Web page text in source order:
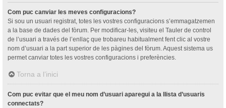
Com puc canviar les meves configuracions?
Si sou un usuari registrat, totes les vostres configuracions s’emmagatzemen
a la base de dades del fòrum. Per modificar-les, visiteu el Tauler de control
de l’usuari a través de l’enllaç que trobareu habitualment fent clic al vostre
nom d’usuari a la part superior de les pàgines del fòrum. Aquest sistema us
permet canviar totes les vostres configuracions i preferències.
Torna a l’inici
Com puc evitar que el meu nom d’usuari aparegui a la llista d’usuaris
connectats?